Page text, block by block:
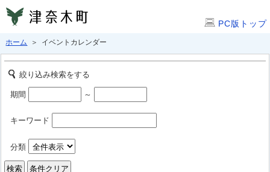
PC版トップ
ホーム ＞ イベントカレンダー
絞り込み検索をする
期間 ～
キーワード
分類